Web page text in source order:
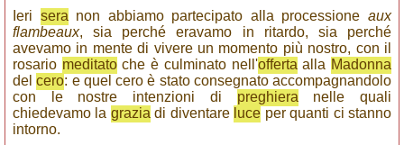
Ieri sera non abbiamo partecipato alla processioneaux
flambeaux, sia perché eravamo in ritardo, sia perché
avevamo in mente di vivere un momento più nostro, con il
rosario meditatoche è culminato nell'offerta alla Madonna
delcero: e quel cero è stato consegnato accompagnandolo
con le nostre intenzioni di preghiera nelle quali
chiedevamo la grazia di diventare luce per quanti ci stanno
intorno.